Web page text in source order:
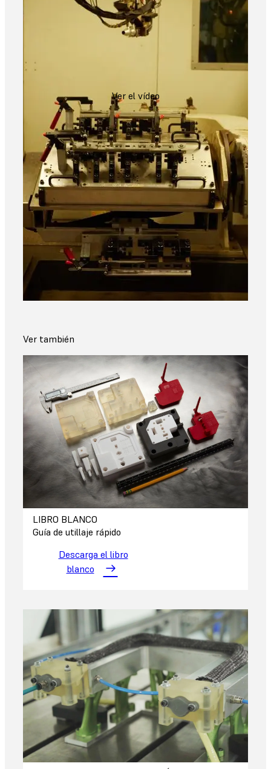
Ver el vídeo
Ver también
LIBRO BLANCO
Guía de utillaje rápido
Descarga el libro
blanco